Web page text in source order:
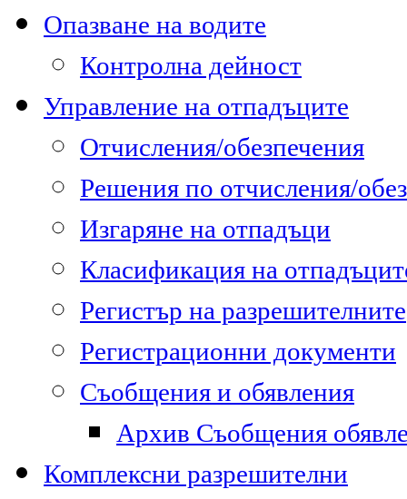
Опазване на водите
Контролна дейност
Управление на отпадъците
Отчисления/обезпечения
Решения по отчисления/
Изгаряне на отпадъци
Класификация на
Регистър на разрешителните
Регистрационни документи
Съобщения и обявления
Архив Съобщения
Комплексни разрешителни